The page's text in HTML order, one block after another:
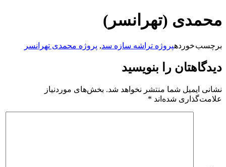
به
محمدی (تهرانسر)
برچسب خوردهپروژه تراشه سازه سد, پروژه محمدی تهرانسر
دیدگاهتان را بنویسید
نشانی ایمیل شما منتشر نخواهد شد. بخش‌های موردنیاز
علامت‌گذاری شده‌اند *